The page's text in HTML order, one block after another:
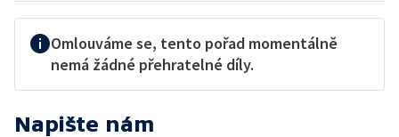
Omlouváme se, tento pořad momentálně
nemá žádné přehratelné díly.
Napište nám